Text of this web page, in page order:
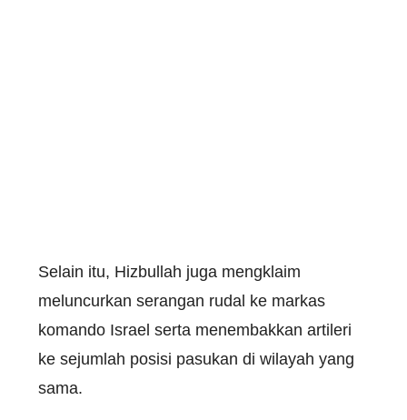
Selain itu, Hizbullah juga mengklaim
meluncurkan serangan rudal ke markas
komando Israel serta menembakkan artileri
ke sejumlah posisi pasukan di wilayah yang
sama.